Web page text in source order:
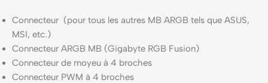
Connecteur (pour tous les autres MB ARGB tels que ASUS,
MSI, etc.)
Connecteur ARGB MB (Gigabyte RGB Fusion)
Connecteur de moyeu à 4 broches
Connecteur PWM à 4 broches